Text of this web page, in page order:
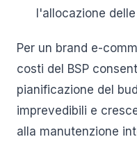
l'allocazione
Per un brand e-
costi del BSP
pianificazione del
imprevedibili e
alla manutenzione